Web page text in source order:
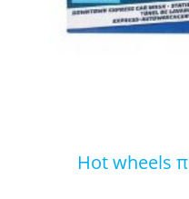
hot wheels